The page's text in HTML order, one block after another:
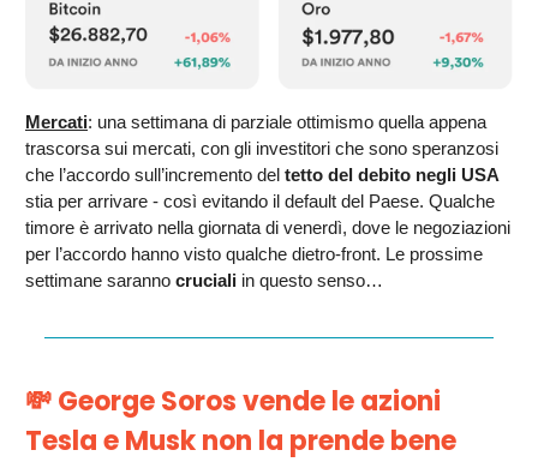
Mercati: una settimana di parziale ottimismo quella appena
trascorsa sui mercati, con gli investitori che sono speranzosi
che l’accordo sull’incremento del tetto del debito negli USA
stia per arrivare - così evitando il default del Paese. Qualche
timore è arrivato nella giornata di venerdì, dove le negoziazioni
per l’accordo hanno visto qualche dietro-front. Le prossime
settimane saranno cruciali in questo senso…
💸 George Soros vende le azioni
Tesla e Musk non la prende bene